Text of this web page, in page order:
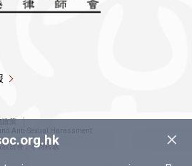
×
政策
Anti-Sexual Harassment
所有，不得转载